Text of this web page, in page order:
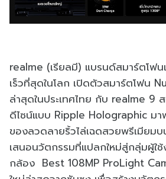
realme (เรียลมี) แบรนด์สมาร์ตโฟน
เร็วที่สุดในโลก เปิดตัวสมาร์ตโฟน
ล่าสุดในประเทศไทย กับ realme 9
ดีไซน์แบบ Ripple Holographic ม
ของลวดลายริ้วไล่เฉดสวยพรีเมียม
เสนอนวัตกรรมที่แปลกใหม่สู่กลุ่มผู้ใช้
กล้อง Best 108MP ProLight